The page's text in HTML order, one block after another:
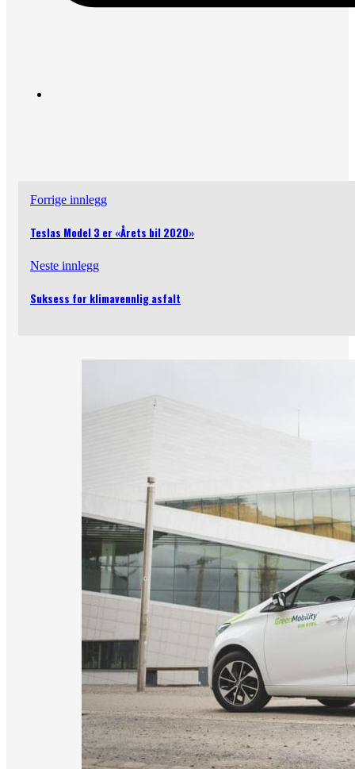
Forrige innlegg
Teslas Model 3 er «Årets bil 2020»
Neste innlegg
Suksess for klimavennlig asfalt